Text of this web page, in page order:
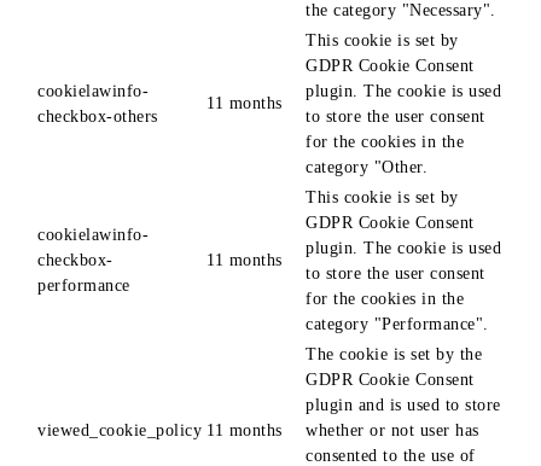
the category "Necessary".
cookielawinfo-
checkbox-others
11 months
This cookie is set by
GDPR Cookie Consent
plugin. The cookie is used
to store the user consent
for the cookies in the
category "Other.
cookielawinfo-
checkbox-
performance
11 months
This cookie is set by
GDPR Cookie Consent
plugin. The cookie is used
to store the user consent
for the cookies in the
category "Performance".
viewed_cookie_policy 11 months
The cookie is set by the
GDPR Cookie Consent
plugin and is used to store
whether or not user has
consented to the use of